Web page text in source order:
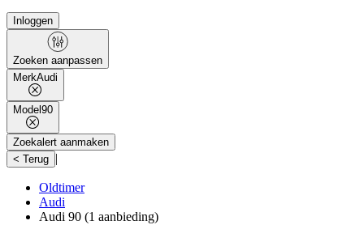
Inloggen
Zoeken aanpassen
MerkAudi
Model 90
Zoekalert aanmaken
< Terug |
Oldtimer
Audi
Audi 90 (1 aanbieding)